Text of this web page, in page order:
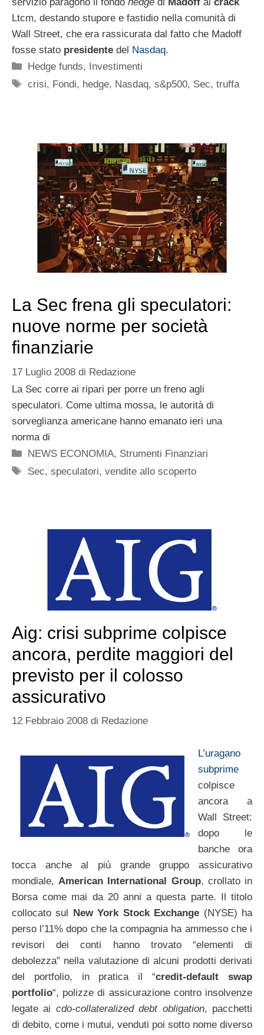
Ltcm, destando stupore e fastidio nella comunità di
Wall Street, che era rassicurata dal fatto che Madoff
fosse stato presidente del Nasdaq.
Categorie
Hedge funds, Investimenti
Tag
crisi, Fondi, hedge, Nasdaq,s&p500, Sec,truffa
La Sec frena gli speculatori:
nuove norme per società
finanziarie
17 Luglio 2008 di Redazione
La Sec corre ai ripari per porre un freno agli
speculatori. Come ultima mossa, le autorità di
sorveglianza americane hanno emanato ieri una
norma di
Categorie
NEWS ECONOMIA, Strumenti Finanziari
Tag
Sec,speculatori,vendite allo scoperto
Aig: crisi subprime colpisce
ancora, perdite maggiori del
previsto per il colosso
assicurativo
12 Febbraio 2008 di Redazione
L’uragano
subprime
colpisce
ancora a
Wall Street:
dopo le
banche ora
tocca anche al più grande gruppo assicurativo
mondiale, American International Group, crollato in
Borsa come mai da 20 anni a questa parte. Il titolo
collocato sul New York Stock Exchange (NYSE) ha
perso l’11% dopo che la compagnia ha ammesso che i
revisori dei conti hanno trovato “elementi di
debolezza” nella valutazione di alcuni prodotti derivati
del portfolio, in pratica il “credit-default swap
portfolio“, polizze di assicurazione contro insolvenze
legate ai cdo-collateralized debt obligation, pacchetti
di debito, come i mutui, venduti poi sotto nome diverso